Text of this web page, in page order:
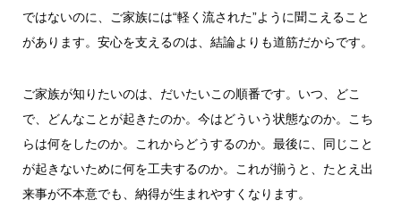
ではないのに、ご家族には“軽く流された”ように聞こえること
があります。安心を支えるのは、結論よりも道筋だからです。
ご家族が知りたいのは、だいたいこの順番です。いつ、どこ
で、どんなことが起きたのか。今はどういう状態なのか。こち
らは何をしたのか。これからどうするのか。最後に、同じこと
が起きないために何を工夫するのか。これが揃うと、たとえ出
来事が不本意でも、納得が生まれやすくなります。